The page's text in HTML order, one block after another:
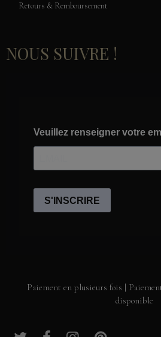
Retours & Remboursement
NOUS SUIVRE !
Paiement en plusieurs fois |
disponible